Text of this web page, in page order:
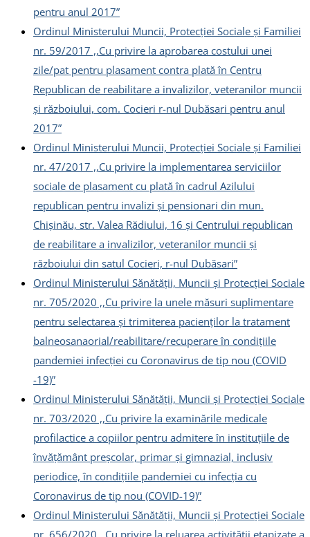
pentru anul 2017”
Ordinul Ministerului Muncii, Protecției Sociale și Familiei
nr. 59/2017 ,,Cu privire la aprobarea costului unei
zile/pat pentru plasament contra plată în Centru
Republican de reabilitare a invalizilor, veteranilor muncii
și războiului, com. Cocieri r-nul Dubăsari pentru anul
2017”
Ordinul Ministerului Muncii, Protecției Sociale și Familiei
nr. 47/2017 ,,Cu privire la implementarea serviciilor
sociale de plasament cu plată în cadrul Azilului
republican pentru invalizi și pensionari din mun.
Chișinău, str. Valea Rădiului, 16 și Centrului republican
de reabilitare a invalizilor, veteranilor muncii și
războiului din satul Cocieri, r-nul Dubăsari”
Ordinul Ministerului Sănătății, Muncii și Protecției Sociale
nr. 705/2020 ,,Cu privire la unele măsuri suplimentare
pentru selectarea și trimiterea pacienților la tratament
balneosanaorial/reabilitare/recuperare în condițiile
pandemiei infecției cu Coronavirus de tip nou (COVID
-19)”
Ordinul Ministerului Sănătății, Muncii și Protecției Sociale
nr. 703/2020 ,,Cu privire la examinările medicale
profilactice a copiilor pentru admitere în instituțiile de
învățământ preșcolar, primar și gimnazial, inclusiv
periodice, în condițiile pandemiei cu infecția cu
Coronavirus de tip nou (COVID-19)”
Ordinul Ministerului Sănătății, Muncii și Protecției Sociale
nr. 656/2020 ,,Cu privire la reluarea activității etapizate a